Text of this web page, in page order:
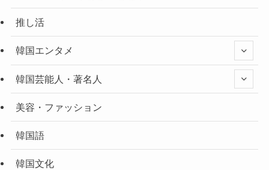
推し活
韓国エンタメ
韓国芸能人・著名人
美容・ファッション
韓国語
韓国文化